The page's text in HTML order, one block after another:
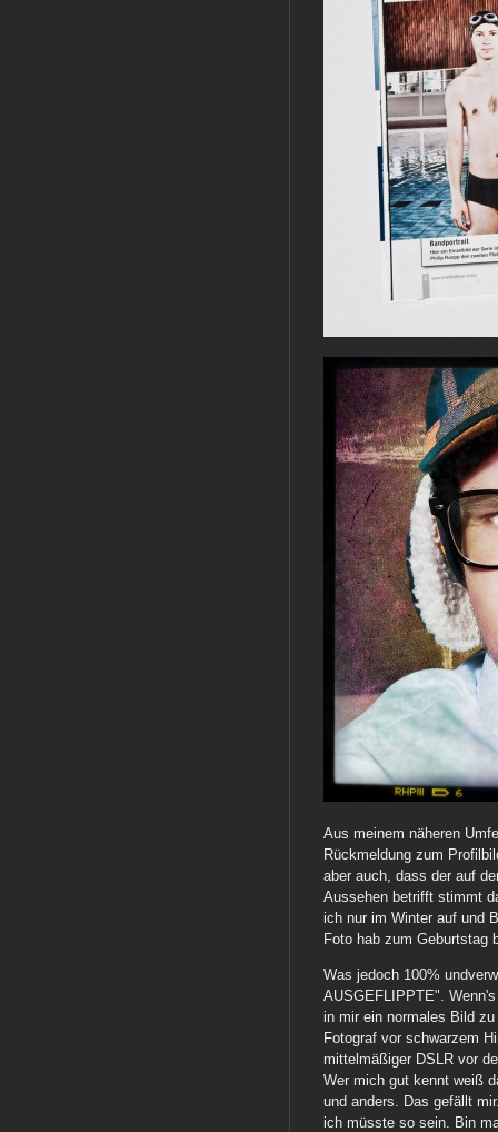
Aus meinem näheren
Rückmeldung zum
aber auch, dass der auf
Aussehen betrifft stimmt
ich nur im Winter auf und
Foto hab zum Geburtstag
Was jedoch 100%
AUSGEFLIPPTE".
in mir ein normales Bild
Fotograf vor schwarzem
mittelmäßiger DSLR vor
Wer mich gut kennt weiß
und anders. Das gefällt
ich müsste so sein. Bin